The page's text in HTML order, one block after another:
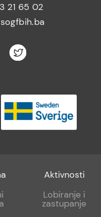
21 65 02
Footer
sub
Aktivnosti
Lobiranje i
zastupanje